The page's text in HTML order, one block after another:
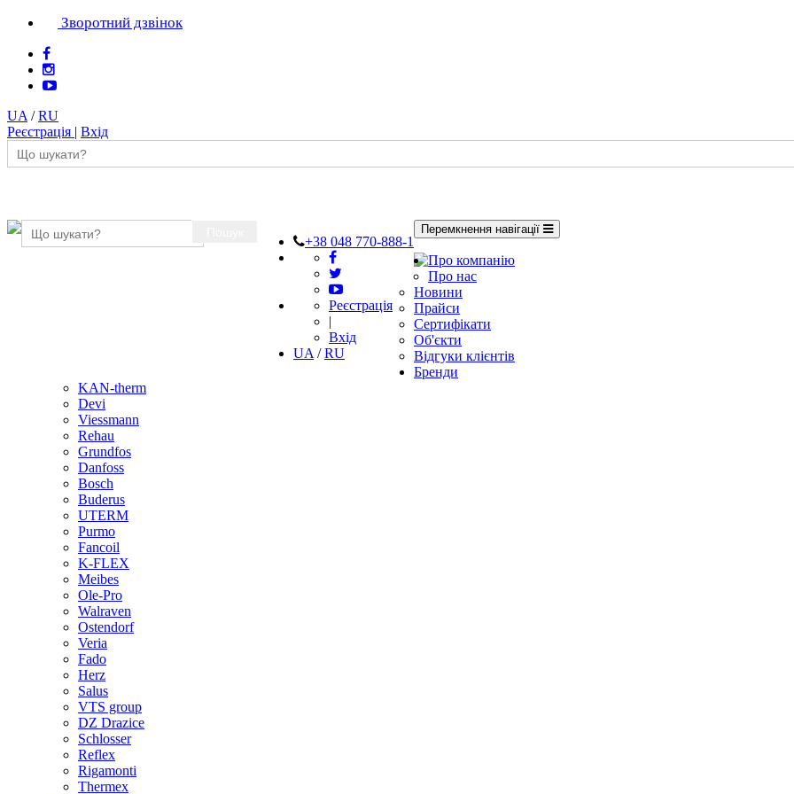
Зворотний дзвінок
UA /RU
Реєстрація | Вхід
+38 048 770-888-1
Реєстрація
|
Вхід
UA /RU
Перемкнення навігації
Про компанію
Про нас
Новини
Прайси
Сертифікати
Об'єкти
Відгуки клієнтів
Бренди
KAN-therm
Devi
Viessmann
Rehau
Grundfos
Danfoss
Bosch
Buderus
UTERM
Purmo
Fancoil
K-FLEX
Meibes
Ole-Pro
Walraven
Ostendorf
Veria
Fado
Herz
Salus
VTS group
DZ Drazice
Schlosser
Reflex
Rigamonti
Thermex